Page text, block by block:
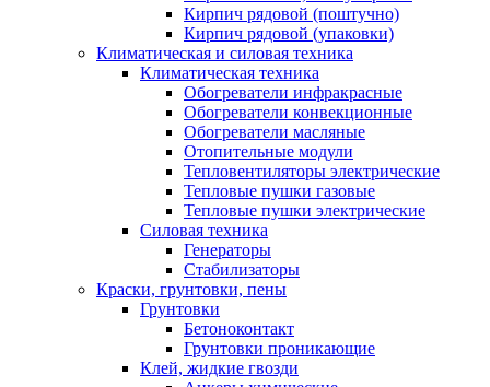
Кирпич рядовой (поштучно)
Кирпич рядовой (упаковки)
Климатическая и силовая техника
Климатическая техника
Обогреватели инфракрасные
Обогреватели конвекционные
Обогреватели масляные
Отопительные модули
Тепловентиляторы электрические
Тепловые пушки газовые
Тепловые пушки электрические
Силовая техника
Генераторы
Стабилизаторы
Краски, грунтовки, пены
Грунтовки
Бетоноконтакт
Грунтовки проникающие
Клей, жидкие гвозди